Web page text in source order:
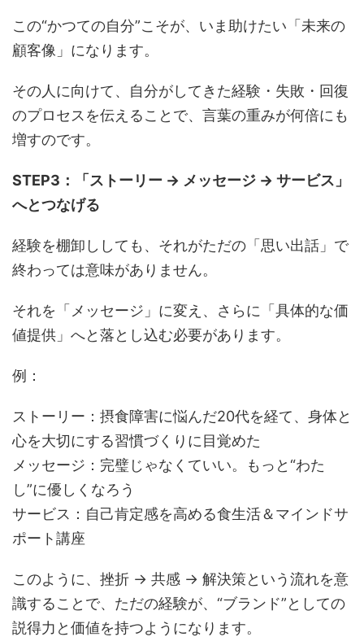
この“かつての自分”こそが、いま助けたい「未来の
顧客像」になります。
その人に向けて、自分がしてきた経験・失敗・回復
のプロセスを伝えることで、言葉の重みが何倍にも
増すのです。
STEP3：「ストーリー → メッセージ → サービス」
へとつなげる
経験を棚卸ししても、それがただの「思い出話」で
終わっては意味がありません。
それを「メッセージ」に変え、さらに「具体的な価
値提供」へと落とし込む必要があります。
例：
ストーリー：摂食障害に悩んだ20代を経て、身体と
心を大切にする習慣づくりに目覚めた
メッセージ：完璧じゃなくていい。もっと“わた
し”に優しくなろう
サービス：自己肯定感を高める食生活＆マインドサ
ポート講座
このように、挫折 → 共感 → 解決策という流れを意
識することで、ただの経験が、“ブランド”としての
説得力と価値を持つようになります。